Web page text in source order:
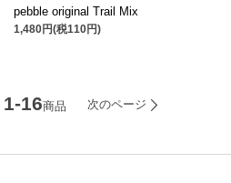
pebble original Trail Mix
1,480円(税110円)
1-16商品 次のページ